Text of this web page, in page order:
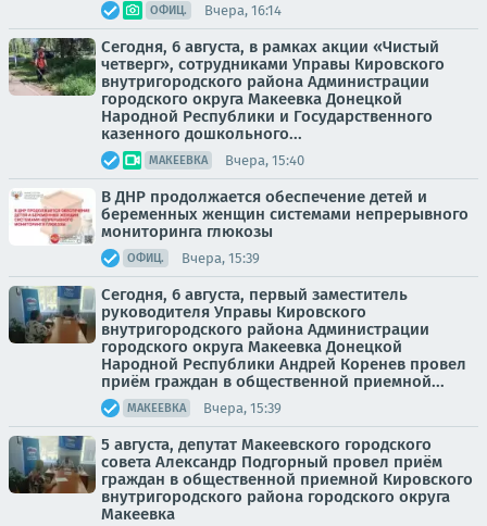
ОФИЦ. Вчера, 16:14
Сегодня, 6 августа, в рамках акции «Чистый
четверг», сотрудниками Управы Кировского
внутригородского района Администрации
городского округа Макеевка Донецкой
Народной Республики и Государственного
казенного дошкольного...
МАКЕЕВКА Вчера, 15:40
В ДНР продолжается обеспечение детей и
беременных женщин системами непрерывного
мониторинга глюкозы
ОФИЦ. Вчера, 15:39
Сегодня, 6 августа, первый заместитель
руководителя Управы Кировского
внутригородского района Администрации
городского округа Макеевка Донецкой
Народной Республики Андрей Коренев провел
приём граждан в общественной приемной...
МАКЕЕВКА Вчера, 15:39
5 августа, депутат Макеевского городского
совета Александр Подгорный провел приём
граждан в общественной приемной Кировского
внутригородского района городского округа
Макеевка